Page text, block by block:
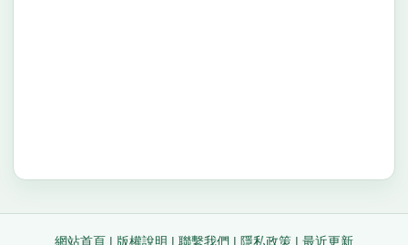
網站首頁 | 版權說明 | 聯繫我們 | 隱私政策 | 最近更新